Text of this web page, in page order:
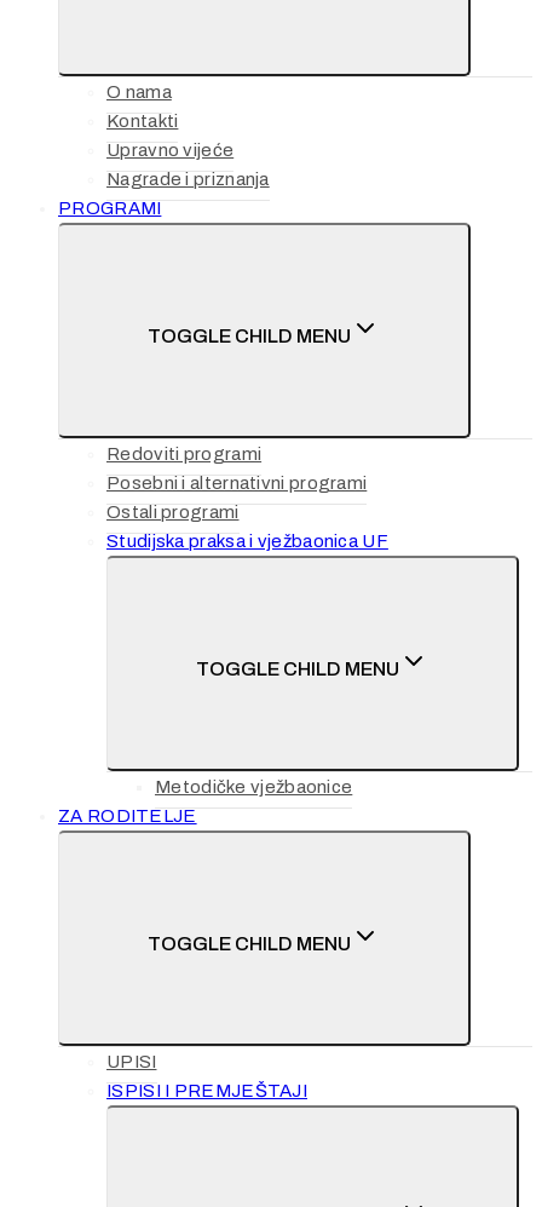
O nama
Kontakti
Upravno vijeće
Nagrade i priznanja
PROGRAMI
TOGGLE CHILD MENU
Redoviti programi
Posebni i alternativni programi
Ostali programi
Studijska praksa i vježbaonica UF
TOGGLE CHILD MENU
Metodičke vježbaonice
ZA RODITELJE
TOGGLE CHILD MENU
UPISI
ISPISI I PREMJEŠTAJI